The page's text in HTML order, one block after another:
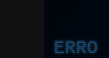
ERRO